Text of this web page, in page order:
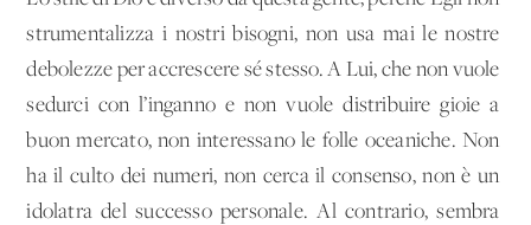
strumentalizza i nostri bisogni, non usa mai le nostre
debolezze per accrescere sé stesso. A Lui, che non vuole
sedurci con l’inganno e non vuole distribuire gioie a
buon mercato, non interessano le folle oceaniche. Non
ha il culto dei numeri, non cerca il consenso, non è un
idolatra del successo personale. Al contrario, sembra